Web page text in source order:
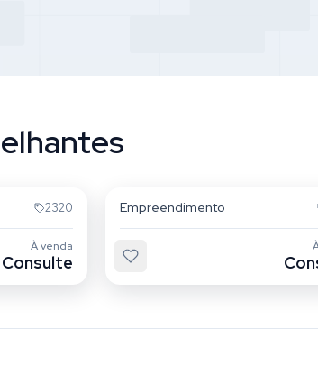
2320
À venda
Consulte
Empreendimento